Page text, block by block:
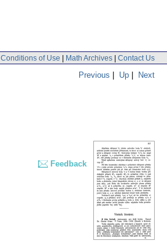
Conditions of Use | Math Archives | Contact Us
Previous | Up | Next
Feedback